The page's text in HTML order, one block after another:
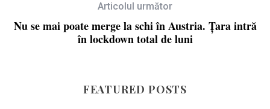
Articolul următor
Nu se mai poate merge la schi în Austria. Țara intră
în lockdown total de luni
FEATURED POSTS